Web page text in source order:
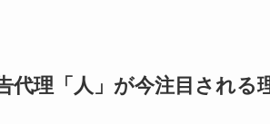
代理「人」が今注目される